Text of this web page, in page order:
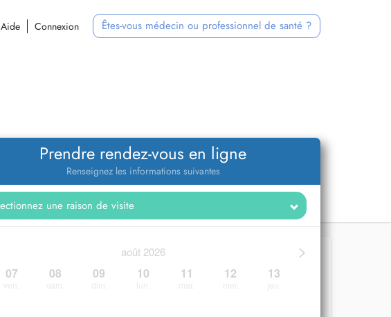
Aide Connexion Êtes-vous médecin ou professionnel de santé ?
Prendre rendez-vous en ligne
Renseignez les informations suivantes
>
août 2026
07 08 09 10 11 12 13